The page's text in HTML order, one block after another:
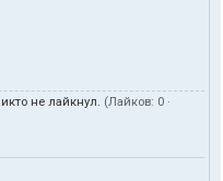
не лайкнул. (Лайков: 0 ·